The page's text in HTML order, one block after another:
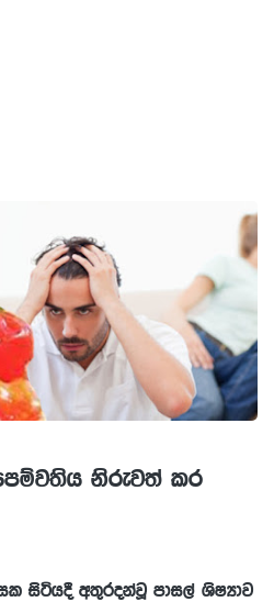
නිරුවත් කර
සිටියදී අතුරදන්වූ පාසල් ශිෂ්‍යාව